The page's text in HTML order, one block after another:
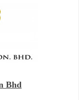
Bhd